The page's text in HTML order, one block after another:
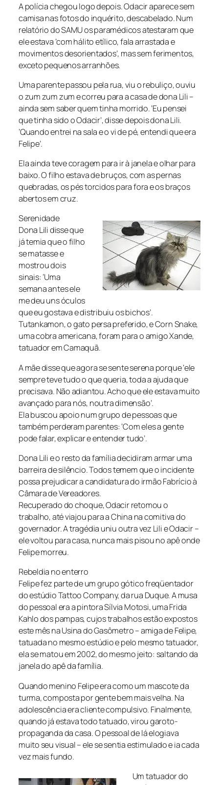
A polícia chegou logo depois. Odacir aparece sem
camisa nas fotos do inquérito, descabelado. Num
relatório do SAMU os paramédicos atestaram que
ele estava ‘com hálito etílico, fala arrastada e
movimentos desorientados’, mas sem ferimentos,
exceto pequenos arranhões.
Uma parente passou pela rua, viu o rebuliço, ouviu
o zum zum zum e correu para a casa de dona Lili –
ainda sem saber quem tinha morrido. ‘Eu pensei
que tinha sido o Odacir’, disse depois dona Lili.
‘Quando entrei na sala e o vi de pé, entendi que era
Felipe’.
Ela ainda teve coragem para ir à janela e olhar para
baixo. O filho estava de bruços, com as pernas
quebradas, os pés torcidos para fora e os braços
abertos em cruz.
Serenidade
Dona Lili disse que
já temia que o filho
se matasse e
mostrou dois
sinais: ‘Uma
semana antes ele
me deu uns óculos
que eu gostava e distribuiu os bichos’.
Tutankamon, o gato persa preferido, e Corn Snake,
uma cobra americana, foram para o amigo Xande,
tatuador em Camaquã.
A mãe disse que agora se sente serena porque ‘ele
sempre teve tudo o que queria, toda a ajuda que
precisava. Não adiantou. Acho que ele estava muito
avançado para nós, noutra dimensão’.
Ela buscou apoio num grupo de pessoas que
também perderam parentes: ‘Com eles a gente
pode falar, explicar e entender tudo’.
Dona Lili e o resto da família decidiram armar uma
barreira de silêncio. Todos temem que o incidente
possa prejudicar a candidatura do irmão Fabrício à
Câmara de Vereadores.
Recuperado do choque, Odacir retomou o
trabalho, até viajou para a China na comitiva do
governador. A tragédia uniu outra vez Lili e Odacir –
ele voltou para casa, nunca mais pisou no apê onde
Felipe morreu.
Rebeldia no enterro
Felipe fez parte de um grupo gótico freqüentador
do estúdio Tattoo Company, da rua Duque. A musa
do pessoal era a pintora Sílvia Motosi, uma Frida
Kahlo dos pampas, cujos trabalhos estão expostos
este mês na Usina do Gasômetro – amiga de Felipe,
tatuada no mesmo estúdio e pelo mesmo tatuador,
ela se matou em 2002, do mesmo jeito: saltando da
janela do apê da família.
Quando menino Felipe era como um mascote da
turma, composta por gente bem mais velha. Na
adolescência era cliente compulsivo. Finalmente,
quando já estava todo tatuado, virou garoto-
propaganda da casa. O pessoal de lá elogiava
muito seu visual – ele se sentia estimulado e ia cada
vez mais fundo.
Um tatuador do